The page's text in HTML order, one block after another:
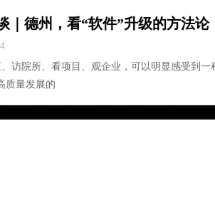
｜德州，看“软件”升级的方法论
访院所、看项目、观企业，可以明显感受到一
质量发展的